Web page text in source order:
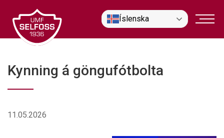
efni
Íslenska
Kynning á göngufótbolta
11.05.2026